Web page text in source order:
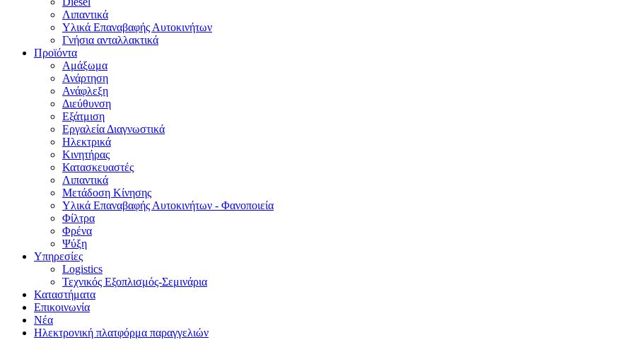
Λιπαντικά
Υλικά Επαναβαφής Αυτοκινήτων
Γνήσια ανταλλακτικά
Προϊόντα
Αμάξωμα
Ανάρτηση
Ανάφλεξη
Διεύθυνση
Εξάτμιση
Εργαλεία Διαγνωστικά
Ηλεκτρικά
Κινητήρας
Κατασκευαστές
Λιπαντικά
Μετάδοση Κίνησης
Υλικά Επαναβαφής Αυτοκινήτων - Φανοποιεία
Φίλτρα
Φρένα
Ψύξη
Υπηρεσίες
Logistics
Τεχνικός Εξοπλισμός-Σεμινάρια
Καταστήματα
Επικοινωνία
Νέα
Ηλεκτρονική πλατφόρμα παραγγελιών